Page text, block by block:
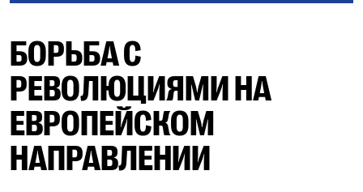
БОРЬБА С
РЕВОЛЮЦИЯМИ НА
ЕВРОПЕЙСКОМ
НАПРАВЛЕНИИ